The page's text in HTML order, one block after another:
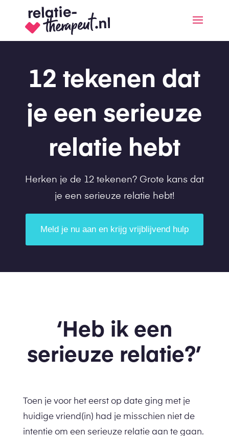
12 tekenen dat
je een serieuze
relatie hebt
Herken je de 12 tekenen? Grote kans dat
je een serieuze relatie hebt!
Meld je nu aan en krijg vrijblijvend hulp
‘Heb ik een
serieuze relatie?’
Toen je voor het eerst op date ging met je
huidige vriend(in) had je misschien niet de
intentie om een serieuze relatie aan te gaan.